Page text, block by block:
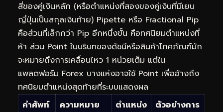
สี่ของคู่เงินหลัก (หรือตำแหน่งที่สองของคู่เงินที่มีเยน
ญี่ปุ่นเป็นสกุลเงินท้าย) Pipette หรือ Fractional Pip
คือส่วนที่เล็กกว่า Pip อีกหนึ่งขั้น คือทศนิยมตำแหน่งที่
ห้า ส่วน Point ในบริบทของดัชนีหรือสินค้าโภคภัณฑ์มัก
จะหมายถึงการเคลื่อนไหว 1 หน่วยเต็ม แต่ใน
แพลตฟอร์ม Forex บางแห่งอาจใช้ Point เพื่ออ้างถึง
ทศนิยมตำแหน่งสุดท้ายที่ระบบแสดงผล
คำศัพท์
ความหมาย
ตำแหน่ง
ตัวอย่างการ